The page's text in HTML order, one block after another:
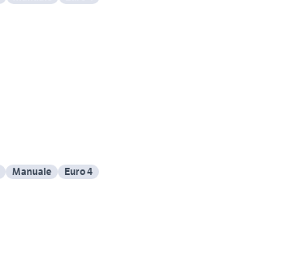
Manuale Euro 4